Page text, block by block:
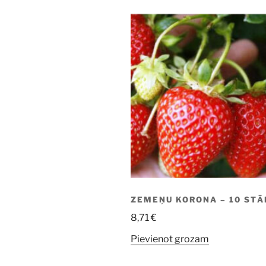
ZEMEŅU KORONA – 10
8,71€
Pievienot grozam